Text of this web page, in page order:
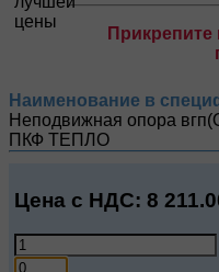
Прикрепите
Наименование в
Неподвижная опора
ПКФ ТЕПЛО
Цена с НДС: 8